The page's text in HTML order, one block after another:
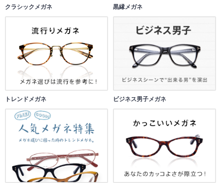
クラシックメガネ 黒縁メガネ
トレンドメガネ ビジネス男子メガネ